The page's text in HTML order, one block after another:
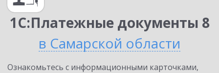
1С:Платежные документы 8
в Самарской области
Ознакомьтесь с информационными карточками,